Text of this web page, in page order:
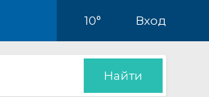
10° Вход
Найти